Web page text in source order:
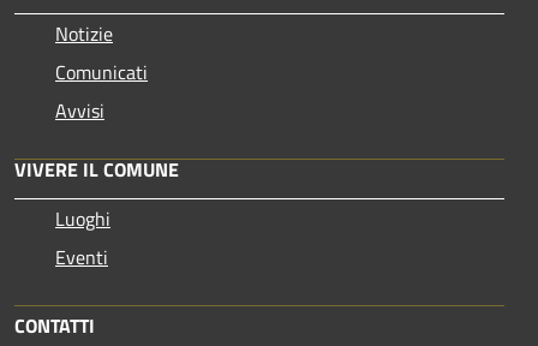
Notizie
Comunicati
Avvisi
VIVERE IL COMUNE
Luoghi
Eventi
CONTATTI